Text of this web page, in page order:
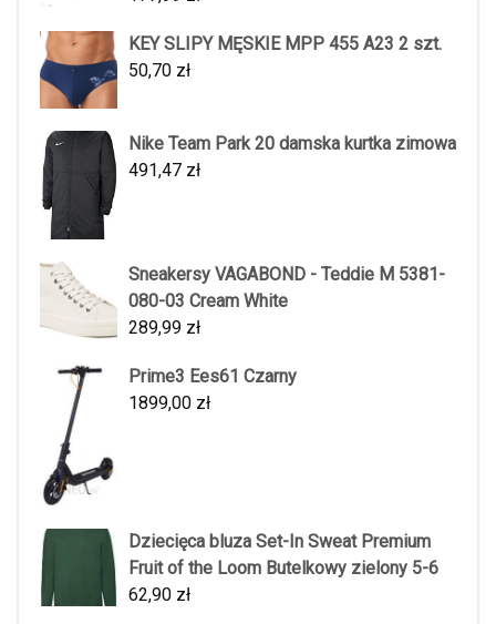
KEY SLIPY MĘSKIE MPP 455 A23 2 szt.
50,70 zł
Nike Team Park 20 damska kurtka zimowa
491,47 zł
Sneakersy VAGABOND - Teddie M 5381-
080-03 Cream White
289,99 zł
Prime3 Ees61 Czarny
1899,00 zł
Dziecięca bluza Set-In Sweat Premium
Fruit of the Loom Butelkowy zielony 5-6
62,90 zł